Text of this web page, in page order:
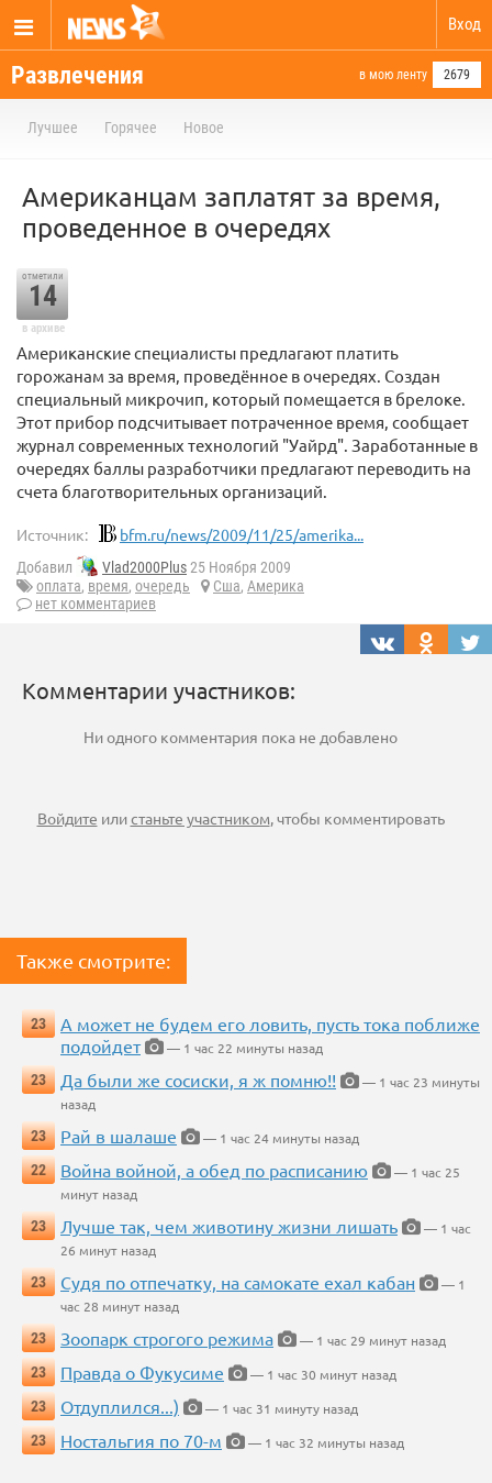
Вход
Развлечения в мою ленту 2679
Лучшее Горячее Новое
Американцам заплатят за время,
проведенное в очередях
отметили
14
в архиве
Американские специалисты предлагают платить
горожанам за время, проведённое в очередях. Создан
специальный микрочип, который помещается в брелоке.
Этот прибор подсчитывает потраченное время, сообщает
журнал современных технологий "Уайрд". Заработанные в
очередях баллы разработчики предлагают переводить на
счета благотворительных организаций.
Источник: bfm.ru/news/2009/11/25/amerika...
Добавил Vlad2000Plus25 Ноября 2009
оплата, время, очередь Сша, Америка
нет комментариев
Комментарии участников:
Ни одного комментария пока не добавлено
Войдите илистаньте участником, чтобы комментировать
Также смотрите:
23
А может не будем его ловить, пусть тока поближе
подойдет
— 1 час 22 минуты назад
23
Да были же сосиски, я ж помню!!
— 1 час 23 минуты
назад
23
Рай в шалаше
— 1 час 24 минуты назад
22
Война войной, а обед по расписанию
— 1 час 25
минут назад
23
Лучше так, чем животину жизни лишать
— 1 час
26 минут назад
23
Судя по отпечатку, на самокате ехал кабан
— 1
час 28 минут назад
23
Зоопарк строгого режима
— 1 час 29 минут назад
23
Правда о Фукусиме
— 1 час 30 минут назад
23
Отдуплился...)
— 1 час 31 минуту назад
23
Ностальгия по 70-м — 1 час 32 минуты назад